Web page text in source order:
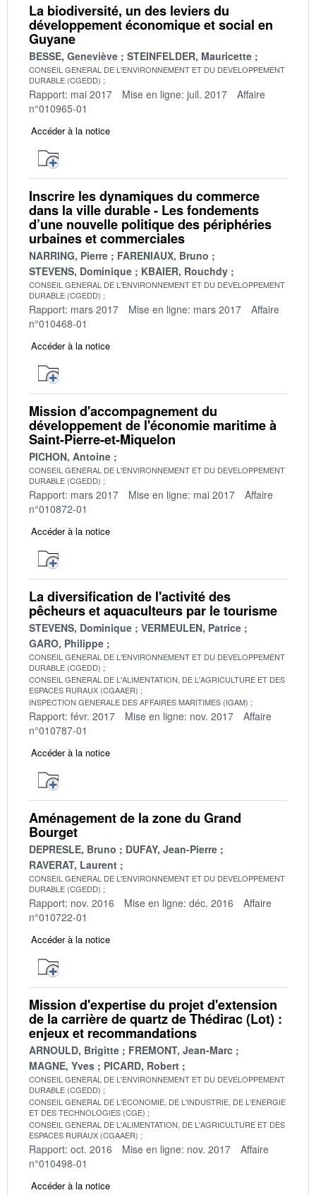
La biodiversité, un des leviers du
développement économique et social en
Guyane
BESSE, Geneviève STEINFELDER, Mauricette
CONSEIL GENERAL DE L'ENVIRONNEMENT ET DU DEVELOPPEMENT
DURABLE (CGEDD)
Rapport: mai 2017 Mise en ligne: juil. 2017
Affaire
n°010965-01
Accéder à la notice
Inscrire les dynamiques du commerce
dans la ville durable - Les fondements
d’une nouvelle politique des périphéries
urbaines et commerciales
NARRING, Pierre
FARENIAUX, Bruno
STEVENS, Dominique
KBAIER, Rouchdy
CONSEIL GENERAL DE L'ENVIRONNEMENT ET DU DEVELOPPEMENT
DURABLE (CGEDD)
Rapport: mars 2017 Mise en ligne: mars 2017
Affaire
n°010468-01
Accéder à la notice
Mission d'accompagnement du
développement de l'économie maritime à
Saint-Pierre-et-Miquelon
PICHON, Antoine
CONSEIL GENERAL DE L'ENVIRONNEMENT ET DU DEVELOPPEMENT
DURABLE (CGEDD)
Rapport: mars 2017 Mise en ligne: mai 2017
Affaire
n°010872-01
Accéder à la notice
La diversification de l'activité des
pêcheurs et aquaculteurs par le tourisme
STEVENS, Dominique
VERMEULEN, Patrice
GARO, Philippe
CONSEIL GENERAL DE L'ENVIRONNEMENT ET DU DEVELOPPEMENT
DURABLE (CGEDD)
CONSEIL GENERAL DE L'ALIMENTATION, DE L'AGRICULTURE ET DES
ESPACES RURAUX (CGAAER)
INSPECTION GENERALE DES AFFAIRES MARITIMES (IGAM)
Rapport: févr. 2017 Mise en ligne: nov. 2017
Affaire
n°010787-01
Accéder à la notice
Aménagement de la zone du Grand
Bourget
DEPRESLE, Bruno
DUFAY, Jean-Pierre
RAVERAT, Laurent
CONSEIL GENERAL DE L'ENVIRONNEMENT ET DU DEVELOPPEMENT
DURABLE (CGEDD)
Rapport: nov. 2016 Mise en ligne: déc. 2016
Affaire
n°010722-01
Accéder à la notice
Mission d'expertise du projet d'extension
de la carrière de quartz de Thédirac (Lot) :
enjeux et recommandations
ARNOULD, Brigitte
FREMONT, Jean-Marc
MAGNE, Yves
PICARD, Robert
CONSEIL GENERAL DE L'ENVIRONNEMENT ET DU DEVELOPPEMENT
DURABLE (CGEDD)
CONSEIL GENERAL DE L'ECONOMIE, DE L'INDUSTRIE, DE L'ENERGIE
ET DES TECHNOLOGIES (CGE)
CONSEIL GENERAL DE L'ALIMENTATION, DE L'AGRICULTURE ET DES
ESPACES RURAUX (CGAAER)
Rapport: oct. 2016 Mise en ligne: nov. 2017
Affaire
n°010498-01
Accéder à la notice